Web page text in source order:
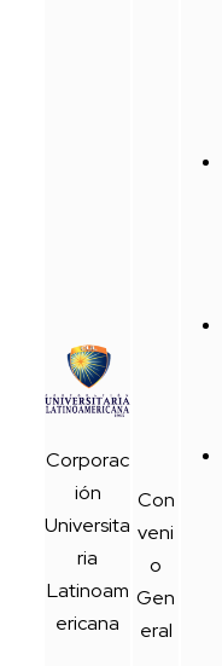
Corporac
ión
Universita
ria
Latinoam
ericana
Con
veni
o
Gen
eral